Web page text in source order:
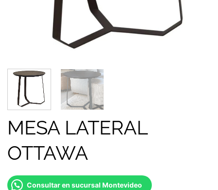
MESA LATERAL
OTTAWA
Consultar en sucursal Montevideo